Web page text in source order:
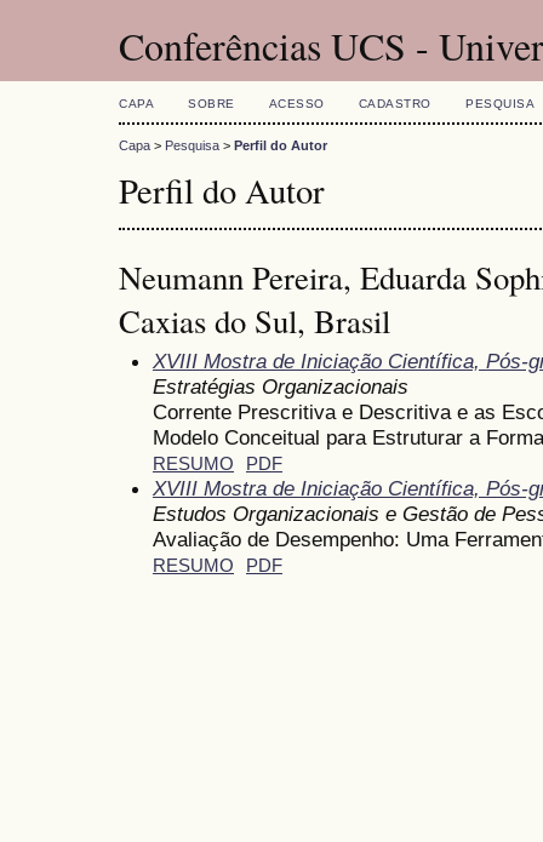
Conferências UCS -
CAPA SOBRE ACESSO CADASTRO PESQUISA
Capa > Pesquisa > Perfil do Autor
Perfil do Autor
Neumann Pereira, Eduarda
Caxias do Sul, Brasil
XVIII Mostra de Iniciação Científica, Pós-
Estratégias Organizacionais
Corrente Prescritiva e Descritiva e as
Modelo Conceitual para Estruturar a
RESUMO PDF
XVIII Mostra de Iniciação Científica, Pós-
Estudos Organizacionais e Gestão de
Avaliação de Desempenho: Uma
RESUMO PDF